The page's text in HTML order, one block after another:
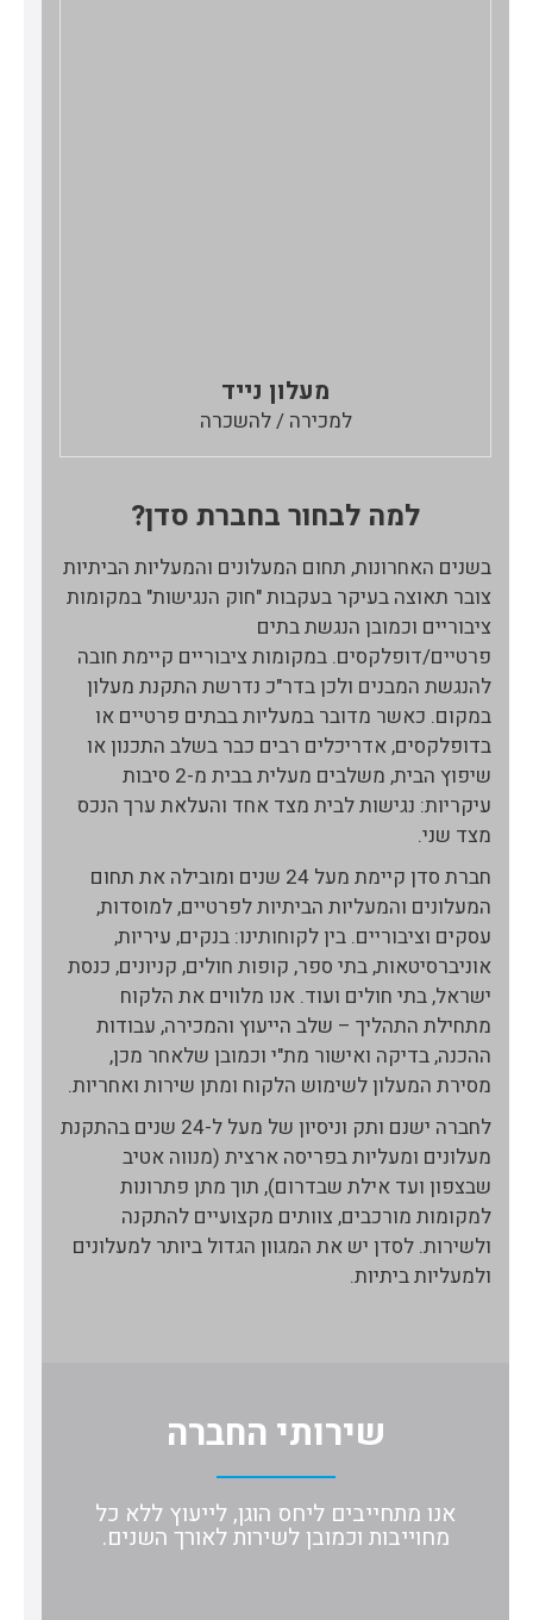
מעלון נייד
למכירה / להשכרה
למה לבחור בחברת סדן?
בשנים האחרונות, תחום המעלונים והמעליות הביתיות
צובר תאוצה בעיקר בעקבות "חוק הנגישות" במקומות
ציבוריים וכמובן הנגשת בתים
פרטיים/דופלקסים. במקומות ציבוריים קיימת חובה
להנגשת המבנים ולכן בדר"כ נדרשת התקנת מעלון
במקום. כאשר מדובר במעליות בבתים פרטיים או
בדופלקסים, אדריכלים רבים כבר בשלב התכנון או
שיפוץ הבית, משלבים מעלית בבית מ-2 סיבות
עיקריות: נגישות לבית מצד אחד והעלאת ערך הנכס
מצד שני.
חברת סדן קיימת מעל 24 שנים ומובילה את תחום
המעלונים והמעליות הביתיות לפרטיים, למוסדות,
עסקים וציבוריים. בין לקוחותינו: בנקים, עיריות,
אוניברסיטאות, בתי ספר, קופות חולים, קניונים, כנסת
ישראל, בתי חולים ועוד. אנו מלווים את הלקוח
מתחילת התהליך – שלב הייעוץ והמכירה, עבודות
ההכנה, בדיקה ואישור מת"י וכמובן שלאחר מכן,
מסירת המעלון לשימוש הלקוח ומתן שירות ואחריות.
לחברה ישנם ותק וניסיון של מעל ל-24 שנים בהתקנת
מעלונים ומעליות בפריסה ארצית (מנווה אטיב
שבצפון ועד אילת שבדרום), תוך מתן פתרונות
למקומות מורכבים, צוותים מקצועיים להתקנה
ולשירות. לסדן יש את המגוון הגדול ביותר למעלונים
ולמעליות ביתיות.
שירותי החברה
אנו מתחייבים ליחס הוגן, לייעוץ ללא כל
מחוייבות וכמובן לשירות לאורך השנים.